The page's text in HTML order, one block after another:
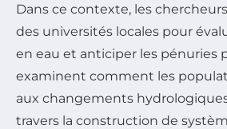
Dans ce contexte, les
des universités locales pour
en eau et anticiper les pénuries
examinent comment les
aux changements
travers la construction de